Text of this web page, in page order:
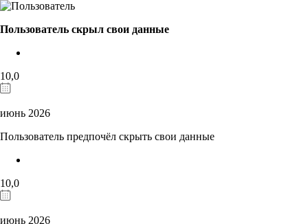
Пользователь скрыл свои данные
10,0
июнь 2026
Пользователь предпочёл скрыть свои данные
10,0
июнь 2026